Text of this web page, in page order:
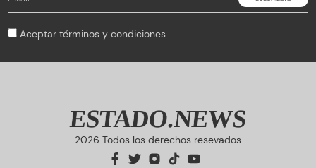
Aceptartérminos y condiciones
ESTADO.NEWS
2026 Todos los derechos resevados